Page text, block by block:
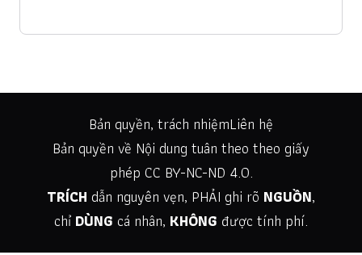
Bản quyền, trách nhiệmLiên hệ
Bản quyền về Nội dung tuân theo theo giấy
phép CC BY-NC-ND 4.0.
TRÍCH dẫn nguyên vẹn, PHẢI ghi rõ NGUỒN,
chỉ DÙNG cá nhân, KHÔNG được tính phí.